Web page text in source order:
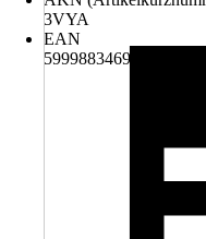
3VYA
EAN
5999883469408